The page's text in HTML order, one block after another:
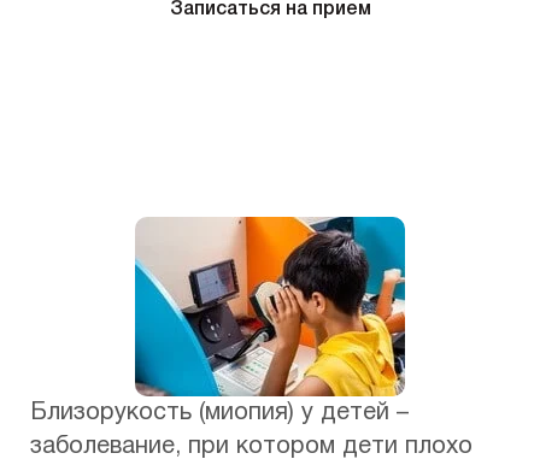
Записаться на прием
Близорукость (миопия) у детей –
заболевание, при котором дети плохо